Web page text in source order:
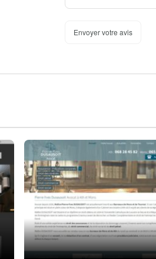
Envoyer votre avis